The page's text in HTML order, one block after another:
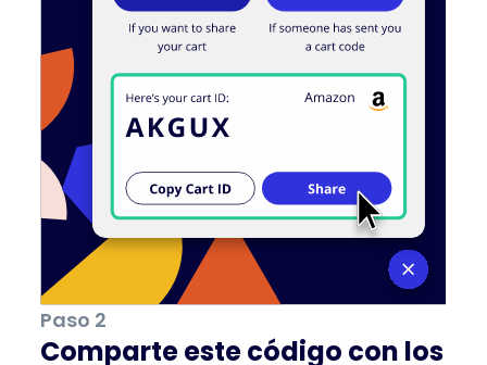
Paso 2
Comparte este código con los